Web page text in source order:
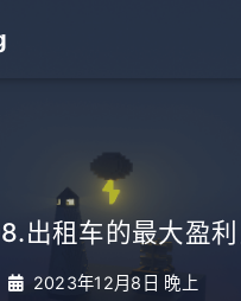
出租车的最大盈利
2023年12月8日 晚上